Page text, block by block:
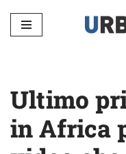
Vai
Ultimo
in Africa